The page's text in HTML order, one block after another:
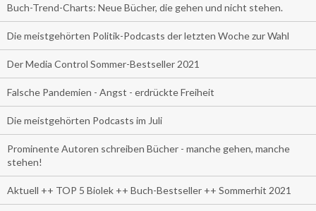
Buch-Trend-Charts: Neue Bücher, die gehen und nicht stehen.
Die meistgehörten Politik-Podcasts der letzten Woche zur Wahl
Der Media Control Sommer-Bestseller 2021
Falsche Pandemien - Angst - erdrückte Freiheit
Die meistgehörten Podcasts im Juli
Prominente Autoren schreiben Bücher - manche gehen, manche
stehen!
Aktuell ++ TOP 5 Biolek ++ Buch-Bestseller ++ Sommerhit 2021